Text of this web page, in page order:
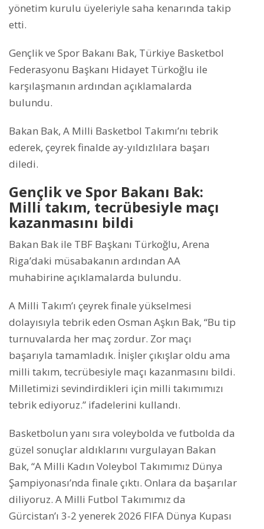
yönetim kurulu üyeleriyle saha kenarında takip
etti.
Gençlik ve Spor Bakanı Bak, Türkiye Basketbol
Federasyonu Başkanı Hidayet Türkoğlu ile
karşılaşmanın ardından açıklamalarda
bulundu.
Bakan Bak, A Milli Basketbol Takımı’nı tebrik
ederek, çeyrek finalde ay-yıldızlılara başarı
diledi. ‎
Gençlik ve Spor Bakanı Bak:
Milli takım, tecrübesiyle maçı
kazanmasını bildi
Bakan Bak ile TBF Başkanı Türkoğlu, Arena
Riga’daki müsabakanın ardından AA
muhabirine açıklamalarda bulundu.
A Milli Takım’ı çeyrek finale yükselmesi
dolayısıyla tebrik eden Osman Aşkın Bak, “Bu tip
turnuvalarda her maç zordur. Zor maçı
başarıyla tamamladık. İnişler çıkışlar oldu ama
milli takım, tecrübesiyle maçı kazanmasını bildi.
Milletimizi sevindirdikleri için milli takımımızı
tebrik ediyoruz.” ifadelerini kullandı.
Basketbolun yanı sıra voleybolda ve futbolda da
güzel sonuçlar aldıklarını vurgulayan Bakan
Bak, “A Milli Kadın Voleybol Takımımız Dünya
Şampiyonası’nda finale çıktı. Onlara da başarılar
diliyoruz. A Milli Futbol Takımımız da
Gürcistan’ı 3-2 yenerek 2026 FIFA Dünya Kupası